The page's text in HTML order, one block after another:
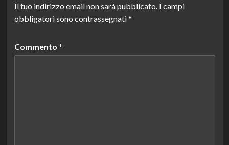
Il tuo indirizzo email non sarà pubblicato. I campi
obbligatori sono contrassegnati*
Commento *